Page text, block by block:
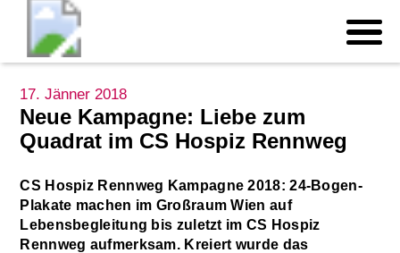
17. Jänner 2018
Neue Kampagne: Liebe zum
Quadrat im CS Hospiz Rennweg
CS Hospiz Rennweg Kampagne 2018: 24-Bogen-
Plakate machen im Großraum Wien auf
Lebensbegleitung bis zuletzt im CS Hospiz
Rennweg aufmerksam. Kreiert wurde das